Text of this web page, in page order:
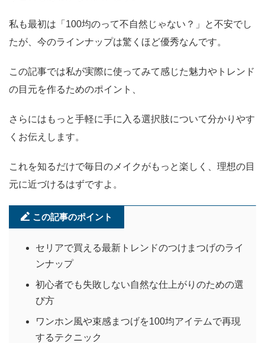
私も最初は「100均のって不自然じゃない？」と不安でし
たが、今のラインナップは驚くほど優秀なんです。
この記事では私が実際に使ってみて感じた魅力やトレンド
の目元を作るためのポイント、
さらにはもっと手軽に手に入る選択肢について分かりやす
くお伝えします。
これを知るだけで毎日のメイクがもっと楽しく、理想の目
元に近づけるはずですよ。
この記事のポイント
セリアで買える最新トレンドのつけまつげのライ
ンナップ
初心者でも失敗しない自然な仕上がりのための選
び方
ワンホン風や束感まつげを100均アイテムで再現
するテクニック